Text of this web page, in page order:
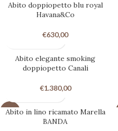
Abito doppiopetto blu royal
Havana&Co
€630,00
Abito elegante smoking
doppiopetto Canali
€1.380,00
-30%
Abito in lino ricamato Marella
BANDA